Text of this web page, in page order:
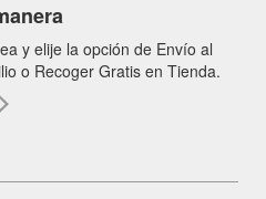
y elije la opción de Envío al
o Recoger Gratis en Tienda.